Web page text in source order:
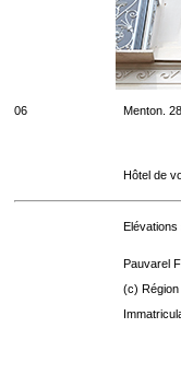
06 Menton.
Hôtel de
Elévations
Pauvarel
(c)